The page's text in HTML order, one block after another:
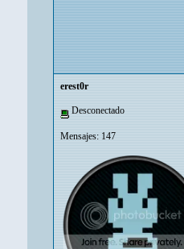
erest0r
Desconectado
Mensajes: 147